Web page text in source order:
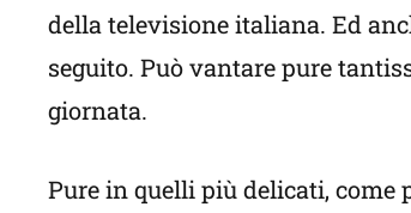
della televisione italiana. Ed
seguito. Può vantare pure
giornata.
Pure in quelli più delicati, come